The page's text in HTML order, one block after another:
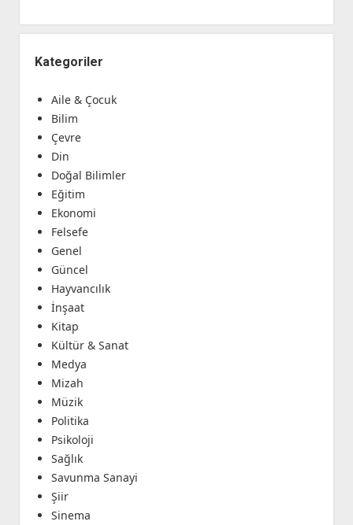
Kategoriler
Aile & Çocuk
Bilim
Çevre
Din
Doğal Bilimler
Eğitim
Ekonomi
Felsefe
Genel
Güncel
Hayvancılık
İnşaat
Kitap
Kültür & Sanat
Medya
Mizah
Müzik
Politika
Psikoloji
Sağlık
Savunma Sanayi
Şiir
Sinema